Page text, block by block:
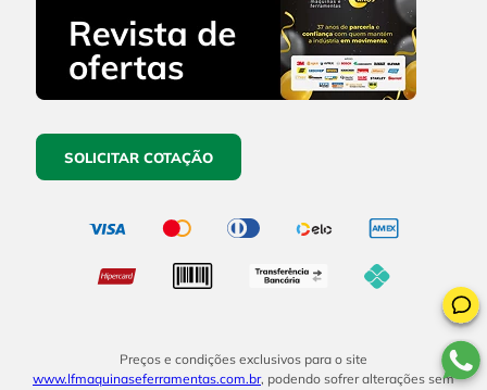
SOLICITAR COTAÇÃO
Preços e condições exclusivos para o site
www.lfmaquinaseferramentas.com.br, podendo sofrer alterações sem